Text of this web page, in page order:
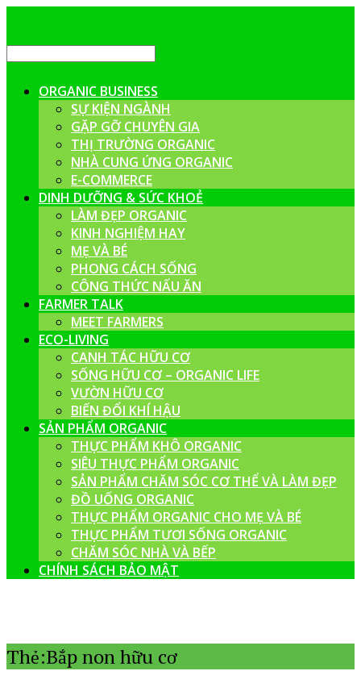
ORGANIC BUSINESS
SỰ KIỆN NGÀNH
GẶP GỠ CHUYÊN GIA
THỊ TRƯỜNG ORGANIC
NHÀ CUNG ỨNG ORGANIC
E-COMMERCE
DINH DƯỠNG & SỨC KHOẺ
LÀM ĐẸP ORGANIC
KINH NGHIỆM HAY
MẸ VÀ BÉ
PHONG CÁCH SỐNG
CÔNG THỨC NẤU ĂN
FARMER TALK
MEET FARMERS
ECO-LIVING
CANH TÁC HỮU CƠ
SỐNG HỮU CƠ – ORGANIC LIFE
VƯỜN HỮU CƠ
BIẾN ĐỔI KHÍ HẬU
SẢN PHẨM ORGANIC
THỰC PHẨM KHÔ ORGANIC
SIÊU THỰC PHẨM ORGANIC
SẢN PHẨM CHĂM SÓC CƠ THỂ VÀ LÀM ĐẸP
ĐỒ UỐNG ORGANIC
THỰC PHẨM ORGANIC CHO MẸ VÀ BÉ
THỰC PHẨM TƯƠI SỐNG ORGANIC
CHĂM SÓC NHÀ VÀ BẾP
CHÍNH SÁCH BẢO MẬT
Thẻ:Bắp non hữu cơ